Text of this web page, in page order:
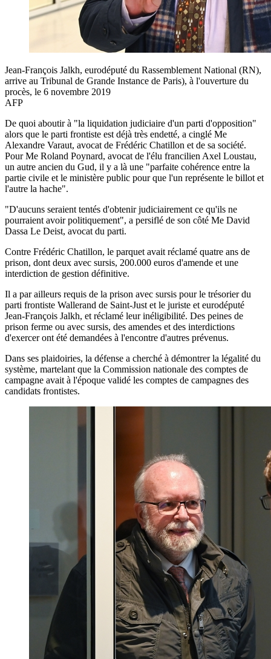
Jean-François Jalkh, eurodéputé du Rassemblement National (RN),
arrive au Tribunal de Grande Instance de Paris), à l'ouverture du
procès, le 6 novembre 2019
AFP
De quoi aboutir à "la liquidation judiciaire d'un parti d'opposition"
alors que le parti frontiste est déjà très endetté, a cinglé Me
Alexandre Varaut, avocat de Frédéric Chatillon et de sa société.
Pour Me Roland Poynard, avocat de l'élu francilien Axel Loustau,
un autre ancien du Gud, il y a là une "parfaite cohérence entre la
partie civile et le ministère public pour que l'un représente le billot et
l'autre la hache".
"D'aucuns seraient tentés d'obtenir judiciairement ce qu'ils ne
pourraient avoir politiquement", a persiflé de son côté Me David
Dassa Le Deist, avocat du parti.
Contre Frédéric Chatillon, le parquet avait réclamé quatre ans de
prison, dont deux avec sursis, 200.000 euros d'amende et une
interdiction de gestion définitive.
Il a par ailleurs requis de la prison avec sursis pour le trésorier du
parti frontiste Wallerand de Saint-Just et le juriste et eurodéputé
Jean-François Jalkh, et réclamé leur inéligibilité. Des peines de
prison ferme ou avec sursis, des amendes et des interdictions
d'exercer ont été demandées à l'encontre d'autres prévenus.
Dans ses plaidoiries, la défense a cherché à démontrer la légalité du
système, martelant que la Commission nationale des comptes de
campagne avait à l'époque validé les comptes de campagnes des
candidats frontistes.